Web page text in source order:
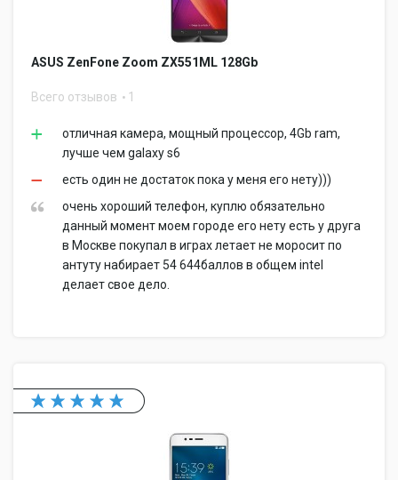
ASUS ZenFone Zoom ZX551ML 128Gb
Всего отзывов 1
отличная камера, мощный процессор, 4Gb ram,
лучше чем galaxy s6
есть один не достаток пока у меня его нету)))
очень хороший телефон, куплю обязательно
данный момент моем городе его нету есть у друга
в Москве покупал в играх летает не моросит по
антуту набирает 54 644баллов в общем intel
делает свое дело.